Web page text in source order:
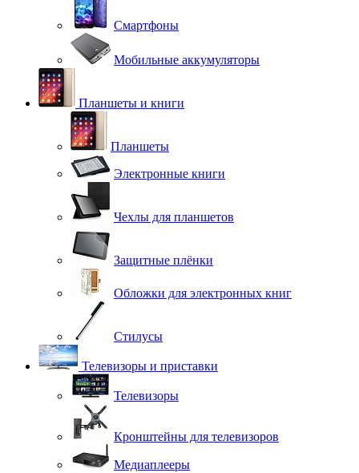
Смартфоны
Мобильные аккумуляторы
Планшеты и книги
Планшеты
Электронные книги
Чехлы для планшетов
Защитные плёнки
Обложки для электронных книг
Стилусы
Телевизоры и приставки
Телевизоры
Кронштейны для телевизоров
Медиаплееры